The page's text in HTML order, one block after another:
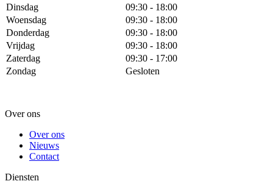
Dinsdag
09:30 - 18:00
Woensdag
09:30 - 18:00
Donderdag
09:30 - 18:00
Vrijdag
09:30 - 18:00
Zaterdag
09:30 - 17:00
Zondag
Gesloten
Over ons
Over ons
Nieuws
Contact
Diensten